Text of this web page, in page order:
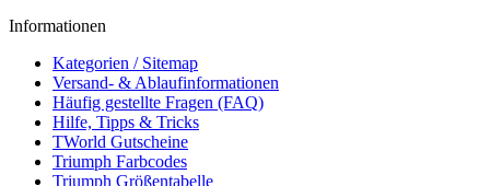
Informationen
Kategorien / Sitemap
Versand- & Ablaufinformationen
Häufig gestellte Fragen (FAQ)
Hilfe, Tipps & Tricks
TWorld Gutscheine
Triumph Farbcodes
Triumph Größentabelle